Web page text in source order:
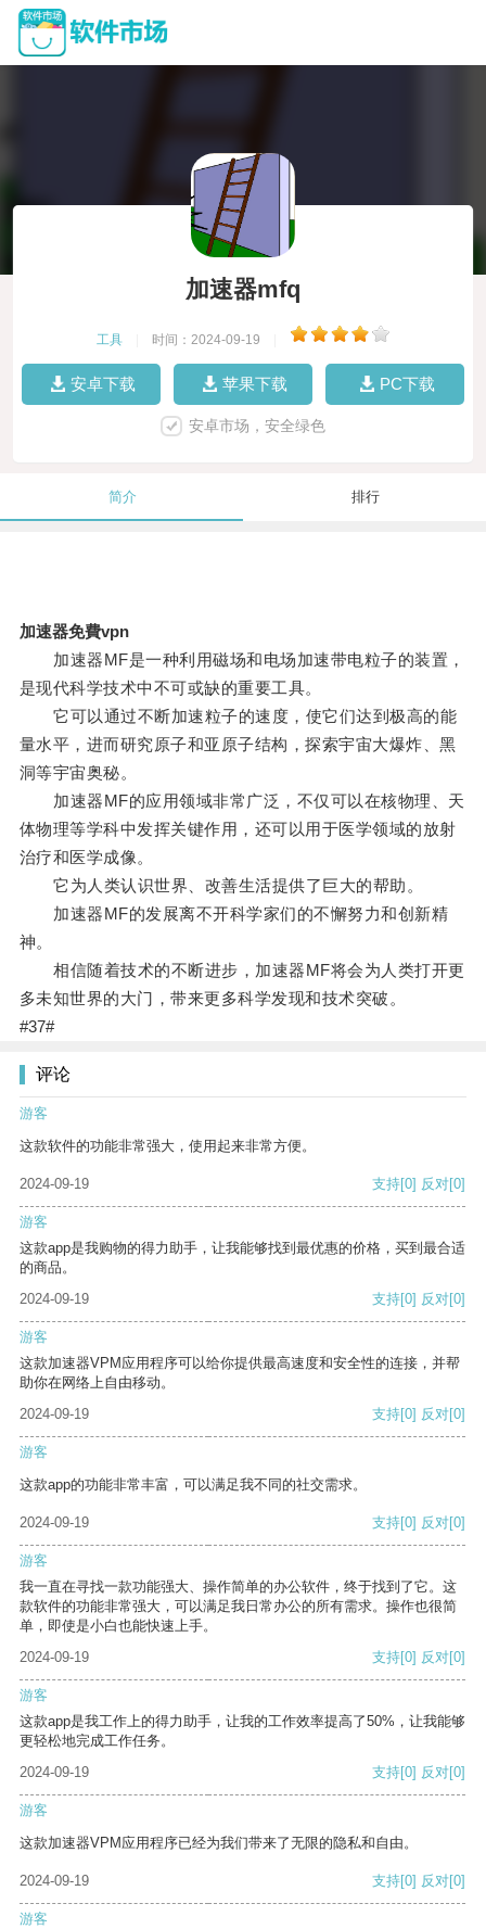
加速器mfq
工具 时间：2024-09-19
安卓下载 苹果下载 PC下载
安卓市场，安全绿色
简介 排行
加速器免費vpn
加速器MF是一种利用磁场和电场加速带电粒子的装置，
是现代科学技术中不可或缺的重要工具。
它可以通过不断加速粒子的速度，使它们达到极高的能
量水平，进而研究原子和亚原子结构，探索宇宙大爆炸、黑
洞等宇宙奥秘。
加速器MF的应用领域非常广泛，不仅可以在核物理、天
体物理等学科中发挥关键作用，还可以用于医学领域的放射
治疗和医学成像。
它为人类认识世界、改善生活提供了巨大的帮助。
加速器MF的发展离不开科学家们的不懈努力和创新精
神。
相信随着技术的不断进步，加速器MF将会为人类打开更
多未知世界的大门，带来更多科学发现和技术突破。
#37#
评论
游客
这款软件的功能非常强大，使用起来非常方便。
2024-09-19 支持[0] 反对[0]
游客
这款app是我购物的得力助手，让我能够找到最优惠的价格，买到最合适
的商品。
2024-09-19
支持[0] 反对[0]
游客
这款加速器VPM应用程序可以给你提供最高速度和安全性的连接，并帮
助你在网络上自由移动。
2024-09-19
支持[0] 反对[0]
游客
这款app的功能非常丰富，可以满足我不同的社交需求。
2024-09-19 支持[0] 反对[0]
游客
我一直在寻找一款功能强大、操作简单的办公软件，终于找到了它。这
款软件的功能非常强大，可以满足我日常办公的所有需求。操作也很简
单，即使是小白也能快速上手。
2024-09-19
支持[0] 反对[0]
游客
这款app是我工作上的得力助手，让我的工作效率提高了50%，让我能够
更轻松地完成工作任务。
2024-09-19
支持[0] 反对[0]
游客
这款加速器VPM应用程序已经为我们带来了无限的隐私和自由。
2024-09-19 支持[0] 反对[0]
游客